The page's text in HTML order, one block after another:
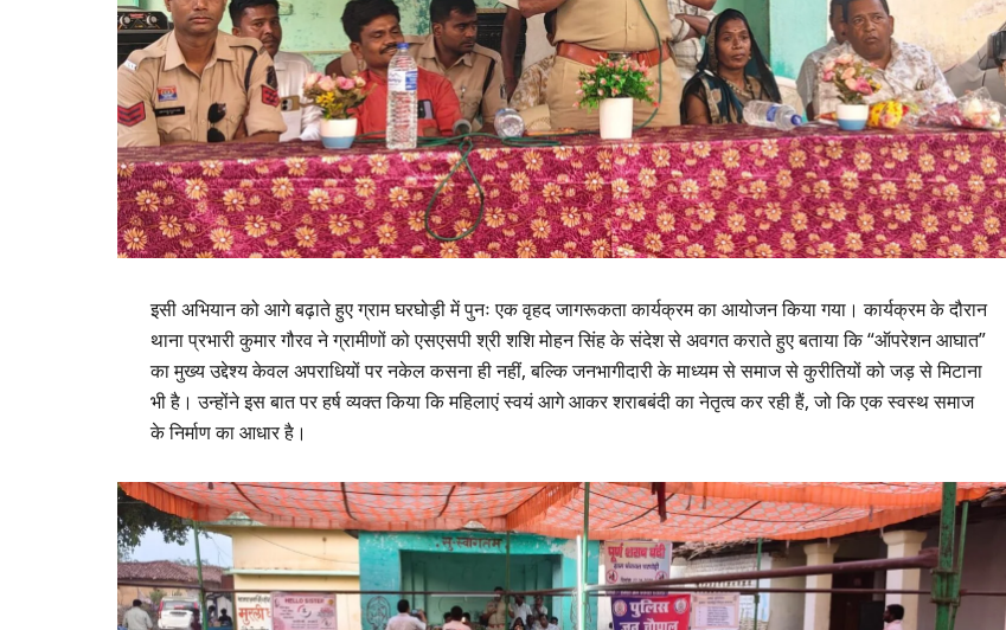
​इसी अभियान को आगे बढ़ाते हुए ग्राम घरघोड़ी में पुनः एक वृहद जागरूकता कार्यक्रम का आयोजन किया गया। कार्यक्रम के दौरान
थाना प्रभारी कुमार गौरव ने ग्रामीणों को एसएसपी श्री शशि मोहन सिंह के संदेश से अवगत कराते हुए बताया कि “ऑपरेशन आघात”
का मुख्य उद्देश्य केवल अपराधियों पर नकेल कसना ही नहीं, बल्कि जनभागीदारी के माध्यम से समाज से कुरीतियों को जड़ से मिटाना
भी है। उन्होंने इस बात पर हर्ष व्यक्त किया कि महिलाएं स्वयं आगे आकर शराबबंदी का नेतृत्व कर रही हैं, जो कि एक स्वस्थ समाज
के निर्माण का आधार है।